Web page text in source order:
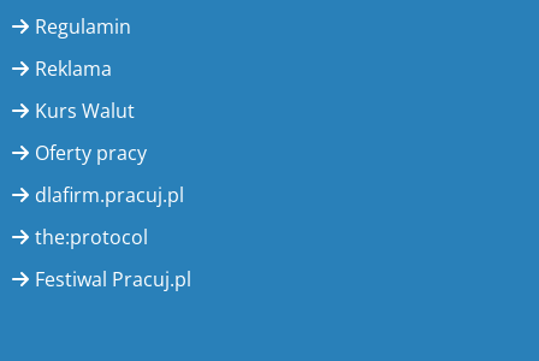
Regulamin
Reklama
Kurs Walut
Oferty pracy
dlafirm.pracuj.pl
the:protocol
Festiwal Pracuj.pl